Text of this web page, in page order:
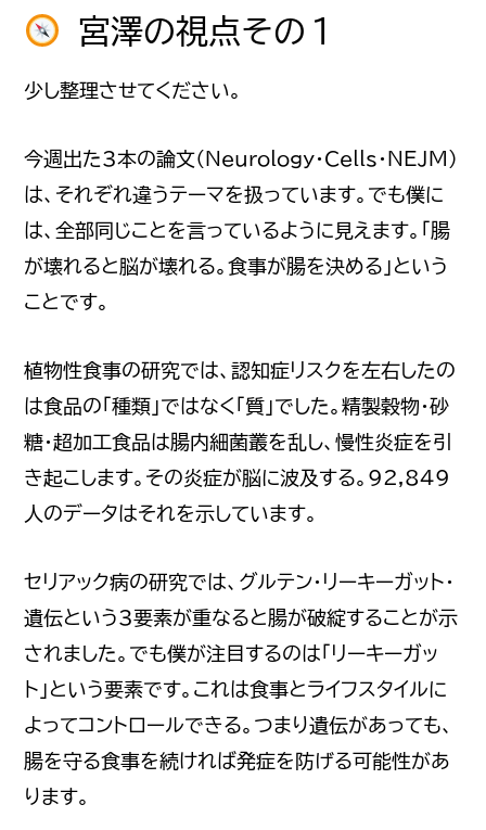
宮澤の視点その１
少し整理させてください。
今週出た3本の論文（Neurology・Cells・NEJM）
は、それぞれ違うテーマを扱っています。でも僕に
は、全部同じことを言っているように見えます。「腸
が壊れると脳が壊れる。食事が腸を決める」という
ことです。
植物性食事の研究では、認知症リスクを左右したの
は食品の「種類」ではなく「質」でした。精製穀物・砂
糖・超加工食品は腸内細菌叢を乱し、慢性炎症を引
き起こします。その炎症が脳に波及する。92,849
人のデータはそれを示しています。
セリアック病の研究では、グルテン・リーキーガット・
遺伝という3要素が重なると腸が破綻することが示
されました。でも僕が注目するのは「リーキーガッ
ト」という要素です。これは食事とライフスタイルに
よってコントロールできる。つまり遺伝があっても、
腸を守る食事を続ければ発症を防げる可能性があ
ります。